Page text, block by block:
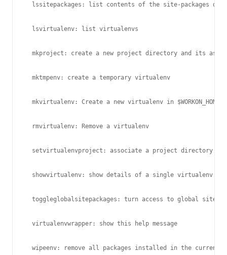
lssitepackages: list contents of the site-packages
  lsvirtualenv: list virtualenvs
mkproject: create a new project directory and its
  mktmpenv: create a temporary virtualenv
  mkvirtualenv: Create a new virtualenv in $WORKON_HOME
  rmvirtualenv: Remove a virtualenv
setvirtualenvproject: associate a project directory
  showvirtualenv: show details of a single virtualenv
toggleglobalsitepackages: turn access to global site-
  virtualenvwrapper: show this help message
wipeenv: remove all packages installed in the current